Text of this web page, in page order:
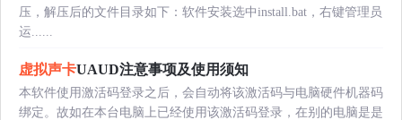
压，解压后的文件目录如下：软件安装选中install.bat，右键管理员
运......
虚拟声卡UAUD注意事项及使用须知
本软件使用激活码登录之后，会自动将该激活码与电脑硬件机器码
绑定。故如在本台电脑上已经使用该激活码登录，在别的电脑是是